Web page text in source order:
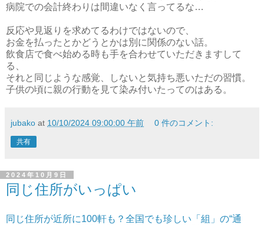
病院での会計終わりは間違いなく言ってるな…
反応や見返りを求めてるわけではないので、
お金を払ったとかどうとかは別に関係のない話。
飲食店で食べ始める時も手を合わせていただきますして
る、
それと同じような感覚、しないと気持ち悪いただの習慣。
子供の頃に親の行動を見て染み付いたってのはある。
jubako at 10/10/2024 09:00:00 午前 0 件のコメント:
共有
2024年10月9日
同じ住所がいっぱい
同じ住所が近所に100軒も？全国でも珍しい「組」の“通